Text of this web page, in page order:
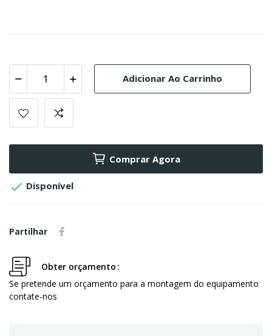
Adicionar Ao Carrinho
Comprar Agora
 Disponível
Partilhar
Obter orçamento
Se pretende um orçamento para a montagem do equipamento
contate-nos